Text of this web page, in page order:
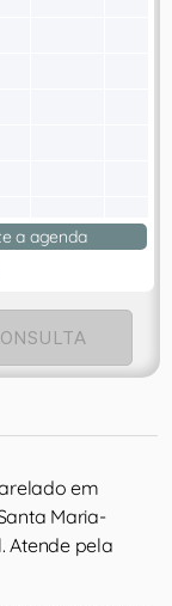
a agenda
em
Maria-
Atende pela